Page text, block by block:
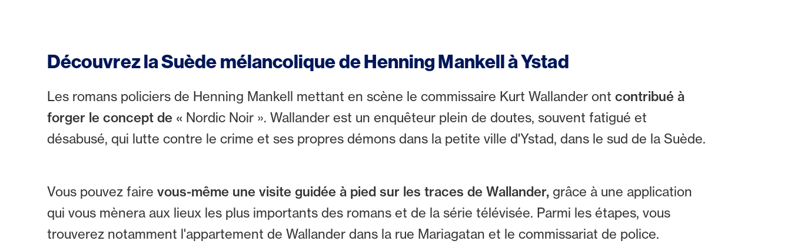
Découvrez la Suède mélancolique de Henning Mankell à Ystad
Les romans policiers de Henning Mankell mettant en scène le commissaire Kurt Wallander ont contribué à
forger le concept de « Nordic Noir ». Wallander est un enquêteur plein de doutes, souvent fatigué et
désabusé, qui lutte contre le crime et ses propres démons dans la petite ville d'Ystad, dans le sud de la Suède.
Vous pouvez faire vous-même une visite guidée à pied sur les traces de Wallander, grâce à une application
qui vous mènera aux lieux les plus importants des romans et de la série télévisée. Parmi les étapes, vous
trouverez notamment l'appartement de Wallander dans la rue Mariagatan et le commissariat de police.